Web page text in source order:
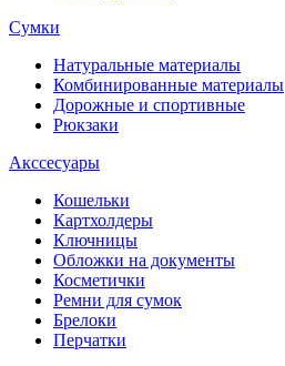
Сумки
Натуральные материалы
Комбинированные материалы
Дорожные и спортивные
Рюкзаки
Акссесуары
Кошельки
Картхолдеры
Ключницы
Обложки на документы
Косметички
Ремни для сумок
Брелоки
Перчатки